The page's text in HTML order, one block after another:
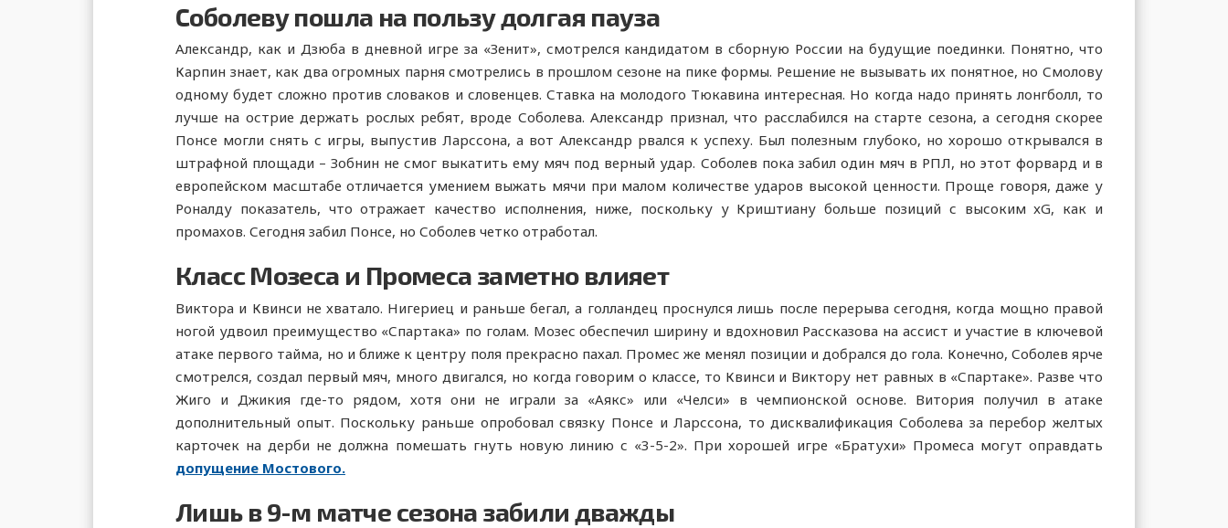
Соболеву пошла на пользу долгая пауза
Александр, как и Дзюба в дневной игре за «Зенит», смотрелся кандидатом в сборную России на будущие поединки. Понятно, что
Карпин знает, как два огромных парня смотрелись в прошлом сезоне на пике формы. Решение не вызывать их понятное, но Смолову
одному будет сложно против словаков и словенцев. Ставка на молодого Тюкавина интересная. Но когда надо принять лонгболл, то
лучше на острие держать рослых ребят, вроде Соболева. Александр признал, что расслабился на старте сезона, а сегодня скорее
Понсе могли снять с игры, выпустив Ларссона, а вот Александр рвался к успеху. Был полезным глубоко, но хорошо открывался в
штрафной площади – Зобнин не смог выкатить ему мяч под верный удар. Соболев пока забил один мяч в РПЛ, но этот форвард и в
европейском масштабе отличается умением выжать мячи при малом количестве ударов высокой ценности. Проще говоря, даже у
Роналду показатель, что отражает качество исполнения, ниже, поскольку у Криштиану больше позиций с высоким xG, как и
промахов. Сегодня забил Понсе, но Соболев четко отработал.
Класс Мозеса и Промеса заметно влияет
Виктора и Квинси не хватало. Нигериец и раньше бегал, а голландец проснулся лишь после перерыва сегодня, когда мощно правой
ногой удвоил преимущество «Спартака» по голам. Мозес обеспечил ширину и вдохновил Рассказова на ассист и участие в ключевой
атаке первого тайма, но и ближе к центру поля прекрасно пахал. Промес же менял позиции и добрался до гола. Конечно, Соболев ярче
смотрелся, создал первый мяч, много двигался, но когда говорим о классе, то Квинси и Виктору нет равных в «Спартаке». Разве что
Жиго и Джикия где-то рядом, хотя они не играли за «Аякс» или «Челси» в чемпионской основе. Витория получил в атаке
дополнительный опыт. Поскольку раньше опробовал связку Понсе и Ларссона, то дисквалификация Соболева за перебор желтых
карточек на дерби не должна помешать гнуть новую линию с «3-5-2». При хорошей игре «Братухи» Промеса могут оправдать
допущение Мостового.
Лишь в 9-м матче сезона забили дважды